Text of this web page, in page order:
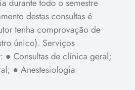
durante todo o semestre
destas consultas é
tenha comprovação de
único). Serviços
● Consultas de clínica geral;
● Anestesiologia